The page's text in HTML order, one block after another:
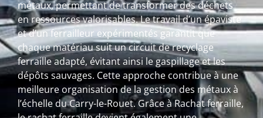
métaux, permettant de transformer des déchets
en ressources valorisables. Le travail d’un épaviste
et d’un ferrailleur expérimentés garantit que
chaque matériau suit un circuit de recyclage
ferraille adapté, évitant ainsi le gaspillage et les
dépôts sauvages. Cette approche contribue à une
meilleure organisation de la gestion des métaux à
l’échelle du Carry-le-Rouet. Grâce à Rachat ferraille,